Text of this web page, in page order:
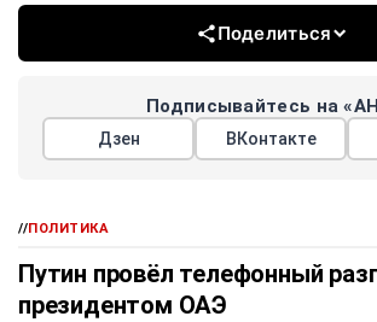
Поделиться
Подписывайтесь на
Дзен ВКонтакте
//ПОЛИТИКА
Путин провёл телефонный
президентом ОАЭ